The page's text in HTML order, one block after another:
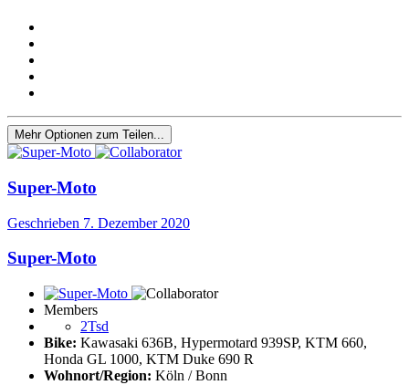
Mehr Optionen zum Teilen...
Super-Moto
Geschrieben 7. Dezember 2020
Super-Moto
Members
2Tsd
Bike: Kawasaki 636B, Hypermotard 939SP, KTM 660,
Honda GL 1000, KTM Duke 690 R
Wohnort/Region: Köln / Bonn